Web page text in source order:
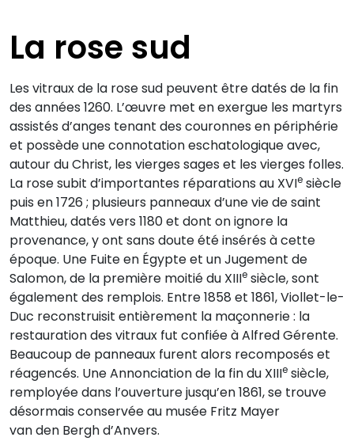
La rose sud
Les vitraux de la rose sud peuvent être datés de la fin
des années 1260. L’œuvre met en exergue les martyrs
assistés d’anges tenant des couronnes en périphérie
et possède une connotation eschatologique avec,
autour du Christ, les vierges sages et les vierges folles.
La rose subit d’importantes réparations au XVIe siècle
puis en 1726 ; plusieurs panneaux d’une vie de saint
Matthieu, datés vers 1180 et dont on ignore la
provenance, y ont sans doute été insérés à cette
époque. Une Fuite en Égypte et un Jugement de
Salomon, de la première moitié du XIIIe siècle, sont
également des remplois. Entre 1858 et 1861, Viollet-le-
Duc reconstruisit entièrement la maçonnerie : la
restauration des vitraux fut confiée à Alfred Gérente.
Beaucoup de panneaux furent alors recomposés et
réagencés. Une Annonciation de la fin du XIIIe siècle,
remployée dans l’ouverture jusqu’en 1861, se trouve
désormais conservée au musée Fritz Mayer
van den Bergh d’Anvers.